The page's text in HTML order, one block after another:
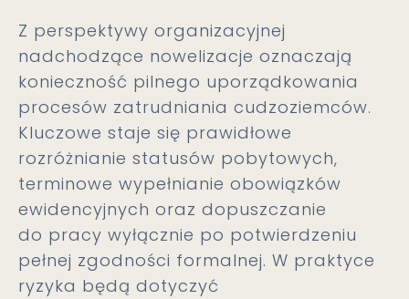
Z perspektywy organizacyjnej
nadchodzące nowelizacje oznaczają
konieczność pilnego uporządkowania
procesów zatrudniania cudzoziemców.
Kluczowe staje się prawidłowe
rozróżnianie statusów pobytowych,
terminowe wypełnianie obowiązków
ewidencyjnych oraz dopuszczanie
do pracy wyłącznie po potwierdzeniu
pełnej zgodności formalnej. W praktyce
ryzyka będą dotyczyć